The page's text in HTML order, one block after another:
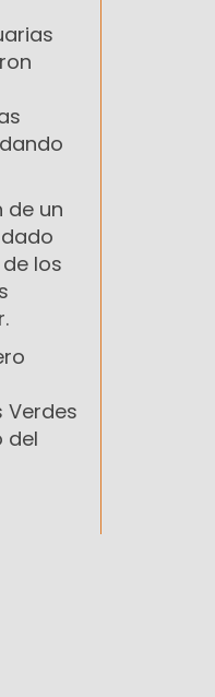
de un
los
Verdes
del